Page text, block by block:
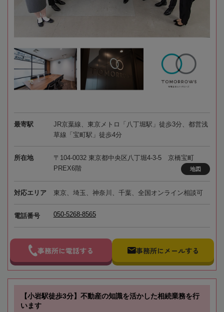
最寄駅
JR京葉線、東京メトロ「八丁堀駅」徒歩3分、都営浅
草線「宝町駅」徒歩4分
所在地
〒104-0032 東京都中央区八丁堀4-3-5 京橋宝町
PREX6階
地図
対応エリア 東京、埼玉、神奈川、千葉、全国オンライン相談可
電話番号 050-5268-8565
事務所に電話する 事務所にメールする
【小岩駅徒歩3分】不動産の知識を活かした相続業務を行
います